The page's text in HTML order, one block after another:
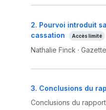
2. Pourvoi introduit
cassation
Accès limité
Nathalie Finck ·
3. Conclusions du
Conclusions du